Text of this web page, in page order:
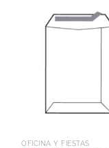
OFICINA Y FIESTAS